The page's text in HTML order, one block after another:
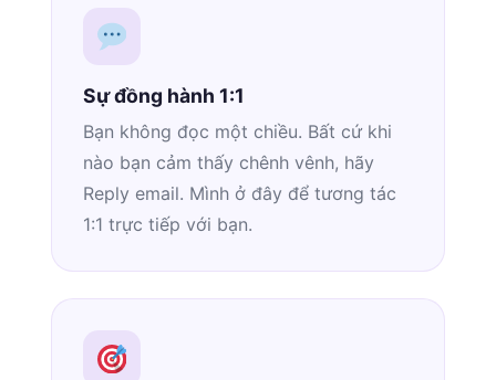
Sự đồng hành 1:1
Bạn không đọc một chiều. Bất cứ khi
nào bạn cảm thấy chênh vênh, hãy
Reply email. Mình ở đây để tương tác
1:1 trực tiếp với bạn.